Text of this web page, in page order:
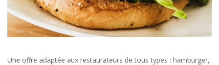
Une offre adaptée aux restaurateurs de tous types : hamburger,